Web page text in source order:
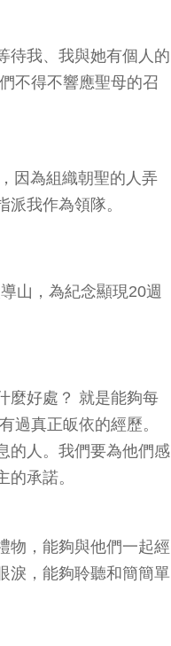
待我、我與她有個人的
不得不響應聖母的召
因為組織朝聖的人弄
我作為領隊。
山，為紀念顯現20週
麼好處？ 就是能夠每
過真正皈依的經歷。
的人。我們要為他們感
承諾。
物，能夠與他們一起經
淚，能夠聆聽和簡簡單